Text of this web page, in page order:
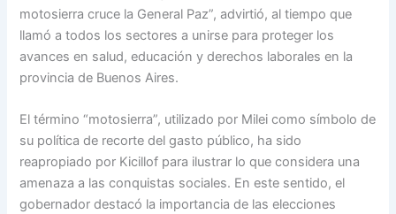
motosierra cruce la General Paz”, advirtió, al tiempo que
llamó a todos los sectores a unirse para proteger los
avances en salud, educación y derechos laborales en la
provincia de Buenos Aires.
El término “motosierra”, utilizado por Milei como símbolo de
su política de recorte del gasto público, ha sido
reapropiado por Kicillof para ilustrar lo que considera una
amenaza a las conquistas sociales. En este sentido, el
gobernador destacó la importancia de las elecciones